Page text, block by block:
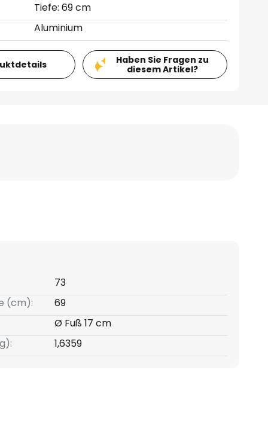
Tiefe: 69 cm
Aluminium
Haben Sie Fragen zu
diesem Artikel?
73
(cm):
69
Ø Fuß 17 cm
1,6359